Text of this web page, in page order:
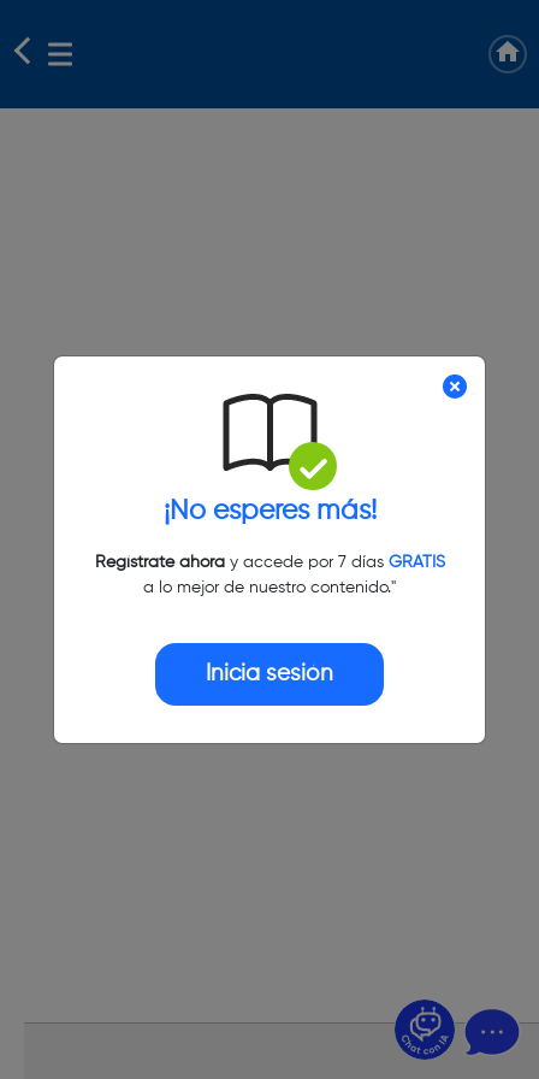
¡No esperes más!
Regístrate ahoray accede por 7 días GRATIS
a lo mejor de nuestro contenido."
Inicia sesión